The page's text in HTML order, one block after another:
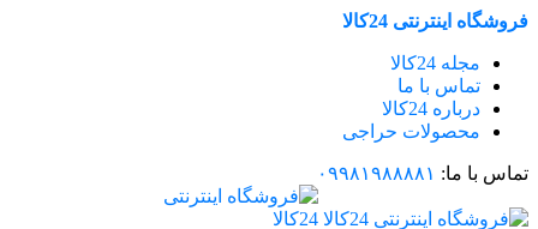
فروشگاه اینترنتی 24کالا
مجله 24کالا
تماس با ما
درباره 24کالا
محصولات حراجی
تماس با ما: ۰۹۹۸۱۹۸۸۸۸۱